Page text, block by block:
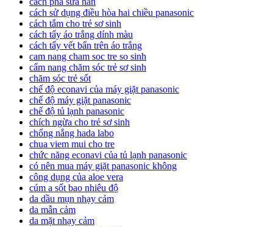
cách sử dụng điều hòa hai chiều panasonic
cách tắm cho trẻ sơ sinh
cách tẩy áo trắng dính màu
cách tẩy vết bẩn trên áo trắng
cam nang cham soc tre so sinh
cẩm nang chăm sóc trẻ sơ sinh
chăm sóc trẻ sốt
chế độ econavi của máy giặt panasonic
chế độ máy giặt panasonic
chế độ tủ lạnh panasonic
chích ngừa cho trẻ sơ sinh
chống nắng hada labo
chua viem mui cho tre
chức năng econavi của tủ lạnh panasonic
có nên mua máy giặt panasonic không
công dụng của aloe vera
cúm a sốt bao nhiêu độ
da dầu mụn nhạy cảm
da mẫn cảm
da mặt nhạy cảm